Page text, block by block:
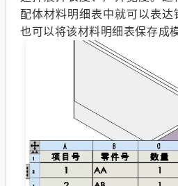
配体材料明细表中就可以表达
也可以将该材料明细表保存成